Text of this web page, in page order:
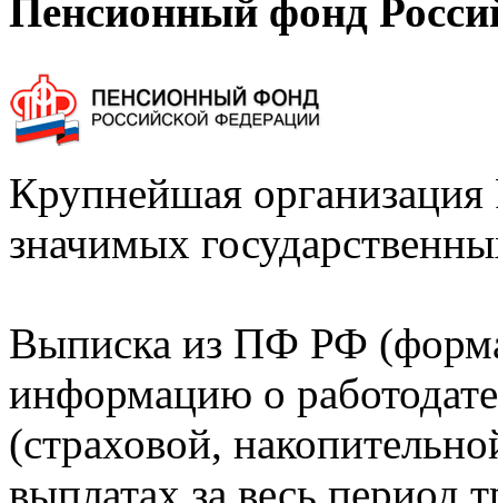
Пенсионный фонд
Крупнейшая
значимых
Выписка из ПФ РФ
информацию о
(страховой,
выплатах за весь период